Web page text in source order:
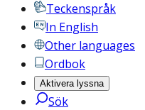
Teckenspråk
In English
Other languages
Ordbok
Aktivera lyssna
Sök